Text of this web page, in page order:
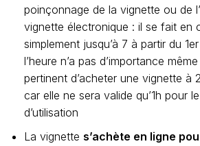
poinçonnage de la vignette ou de
vignette électronique : il se fait en
simplement jusqu’à 7 à partir du
l’heure n’a pas d’importance
pertinent d’acheter une vignette à
car elle ne sera valide qu’1h pour
d’utilisation
La vignette s’achète en ligne